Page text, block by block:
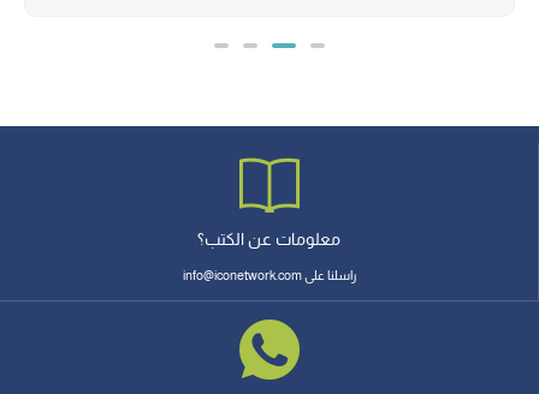
معلومات عن الكتب؟
راسلنا على info@iconetwork.com